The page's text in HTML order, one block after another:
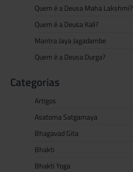
Quem é a Deusa Maha Lakshmi?
Quem é a Deusa Kali?
Mantra Jaya Jagadambe
Quem é a Deusa Durga?
Categorias
Artigos
Asatoma Satgamaya
Bhagavad Gita
Bhakti
Bhakti Yoga